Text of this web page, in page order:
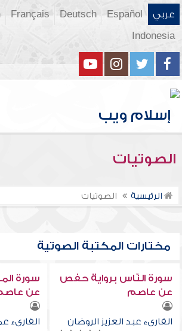
عربي Español
Deutsch
Français
Indonesia
الصوتيات
الرئيسية الصوتيات
مختارات المكتبة الصوتية
سورة النّاس برواية حفص
عن عاصم
القارىء عبد العزيز الروضان
سورة
عن
القارىء